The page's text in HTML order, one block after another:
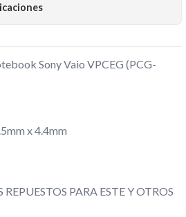
Sony Vaio VPCEG (PCG-
x 4.4mm
PARA ESTE Y OTROS